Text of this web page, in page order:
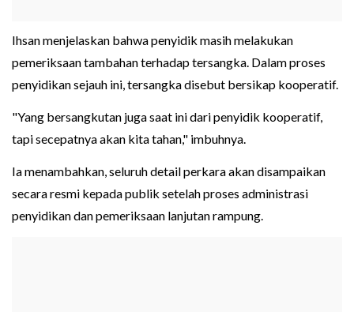
Ihsan menjelaskan bahwa penyidik masih melakukan
pemeriksaan tambahan terhadap tersangka. Dalam proses
penyidikan sejauh ini, tersangka disebut bersikap kooperatif.
"Yang bersangkutan juga saat ini dari penyidik kooperatif,
tapi secepatnya akan kita tahan," imbuhnya.
Ia menambahkan, seluruh detail perkara akan disampaikan
secara resmi kepada publik setelah proses administrasi
penyidikan dan pemeriksaan lanjutan rampung.